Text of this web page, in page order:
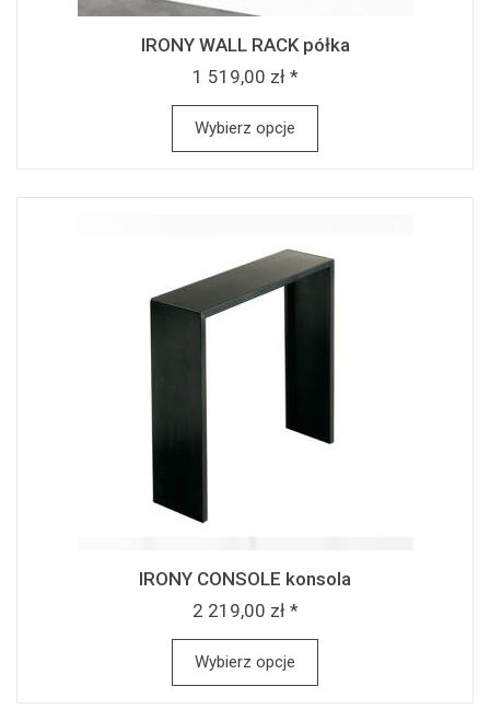
IRONY WALL RACK półka
1 519,00 zł *
Wybierz opcje
IRONY CONSOLE konsola
2 219,00 zł *
Wybierz opcje